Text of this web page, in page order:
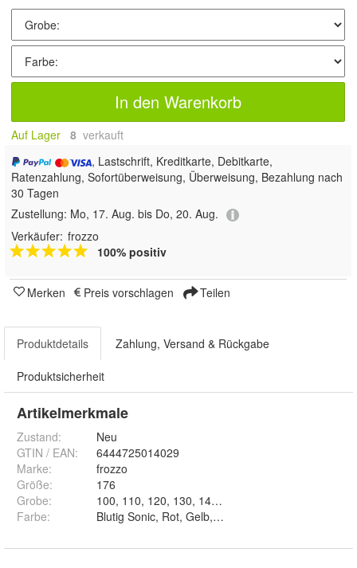
In den Warenkorb
Auf Lager 8 verkauft
, Lastschrift, Kreditkarte, Debitkarte,
Ratenzahlung, Sofortüberweisung, Überweisung, Bezahlung nach
30 Tagen
Zustellung: Mo, 17. Aug. bis Do, 20. Aug.
Verkäufer: frozzo
100% positiv
Merken Preis vorschlagen Teilen
Produktdetails Zahlung, Versand & Rückgabe
Produktsicherheit
Artikelmerkmale
Zustand:
Neu
GTIN / EAN:
6444725014029
Marke:
frozzo
Größe:
176
Grobe:
Farbe: